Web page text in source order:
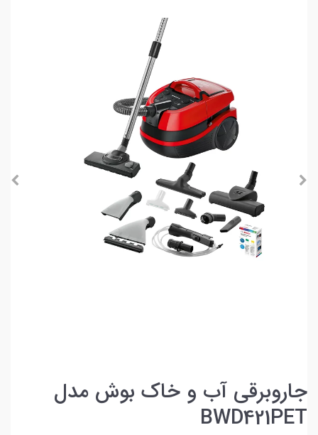
جاروبرقی آب و خاک بوش مدل
BWD421PET